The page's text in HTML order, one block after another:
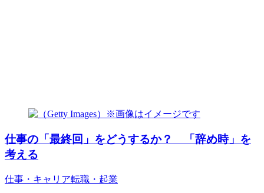
仕事の「最終回」をどうするか？ 「辞め時」を
考える
仕事・キャリア転職・起業